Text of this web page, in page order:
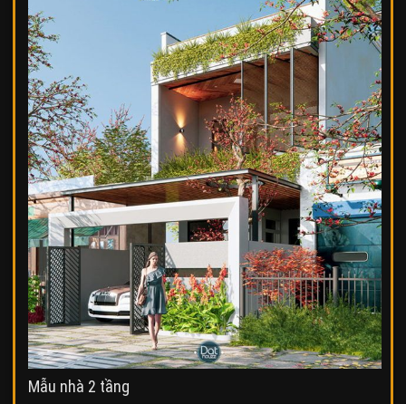
Mẫu nhà 2 tầng